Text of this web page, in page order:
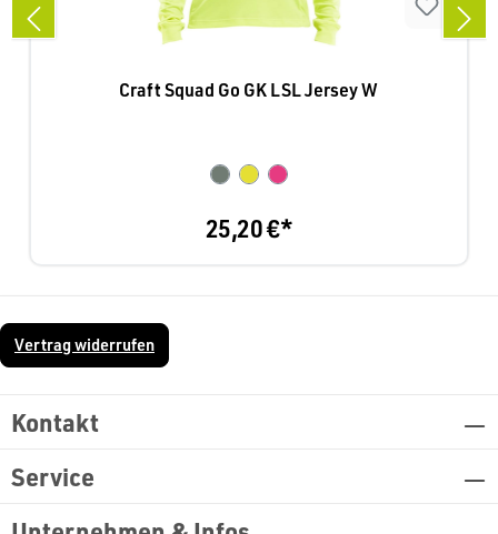
Craft Squad Go GK LSL Jersey W
25,20 €*
Vertrag widerrufen
Kontakt
Service